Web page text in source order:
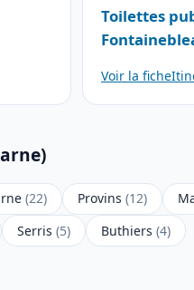
Toilettes
Voir la fiche
(22) Provins (12)
Serris (5) Buthiers (4)